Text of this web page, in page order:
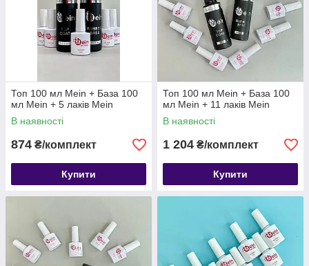
Топ 100 мл Mein + База 100
мл Mein + 5 лаків Mein
В наявності
874 ₴/комплект
Купити
Топ 100 мл Mein + База 100
мл Mein + 11 лаків Mein
В наявності
1 204 ₴/комплект
Купити